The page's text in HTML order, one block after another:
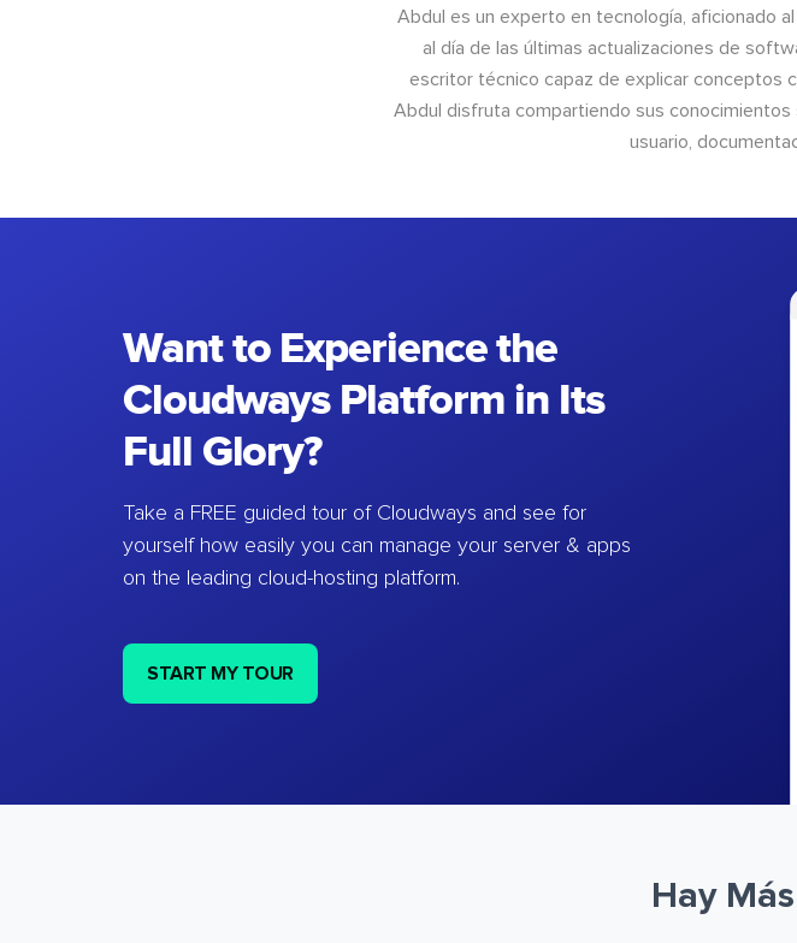
Abdul es un experto en tecnología, aficionado
al día de las últimas actualizaciones de
escritor técnico capaz de explicar conceptos
Abdul disfruta compartiendo sus
usuario,
Want to Experience the
Cloudways Platform in Its
Full Glory?
Take a FREE guided tour of Cloudways and see for
yourself how easily you can manage your server & apps
on the leading cloud-hosting platform.
START MY TOUR
Hay